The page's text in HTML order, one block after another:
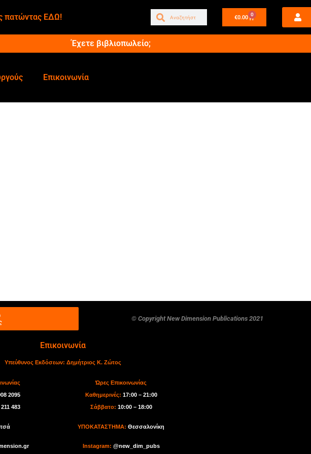
πατώντας ΕΔΩ! €0.00 0
Έχετε βιβλιοπωλείο;
Επικοινωνία
© Copyright New Dimension Publications 2021
Επικοινωνία
Υπεύθυνος Εκδόσεων: Δημήτριος Κ. Ζώτος
2095
483
Ώρες Επικοινωνίας
Καθημερινές: 17:00 – 21:00
Σάββατο: 10:00 – 18:00
ΥΠΟΚΑΤΑΣΤΗΜΑ:Θεσσαλονίκη
nstagram: @new_dim_pubs